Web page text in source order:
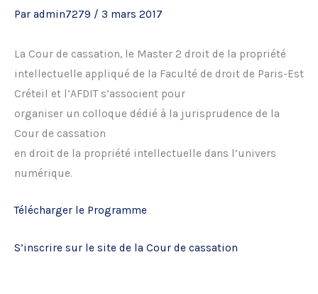
Par admin7279 / 3 mars 2017
La Cour de cassation, le Master 2 droit de la propriété
intellectuelle appliqué de la Faculté de droit de Paris-Est
Créteil et l’AFDIT s’associent pour
organiser un colloque dédié à la jurisprudence de la
Cour de cassation
en droit de la propriété intellectuelle dans l’univers
numérique.
Télécharger le Programme
S’inscrire sur le site de la Cour de cassation